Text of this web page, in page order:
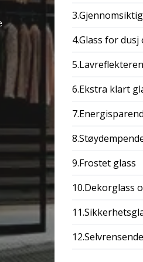
4.Glass for
6.Ekstra klart
9.Frostet glass
10.Dekorglass